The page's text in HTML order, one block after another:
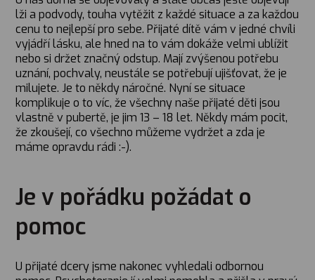
lži a podvody, touha vytěžit z každé situace a za každou
cenu to nejlepší pro sebe. Přijaté dítě vám v jedné chvíli
vyjádří lásku, ale hned na to vám dokáže velmi ublížit
nebo si držet značný odstup. Mají zvýšenou potřebu
uznání, pochvaly, neustále se potřebují ujišťovat, že je
milujete. Je to někdy náročné. Nyní se situace
komplikuje o to víc, že všechny naše přijaté děti jsou
vlastně v pubertě, je jim 13 – 18 let. Někdy mám pocit,
že zkoušejí, co všechno můžeme vydržet a zda je
máme opravdu rádi :-).
Je v pořádku požádat o
pomoc
U přijaté dcery jsme nakonec vyhledali odbornou